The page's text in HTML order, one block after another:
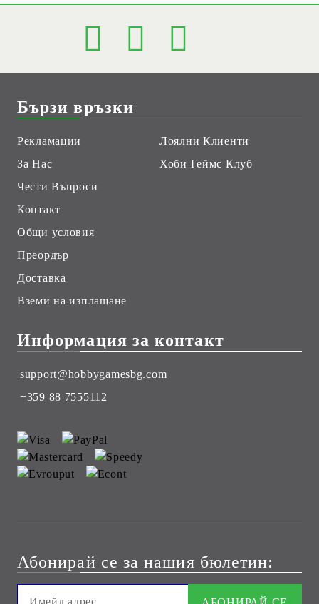
Бързи връзки
Рекламации
За Нас
Чести Въпроси
Контакт
Общи условия
Преордър
Доставка
Вземи на изплащане
Лоялни Клиенти
Хоби Геймс Клуб
Информация за контакт
support@hobbygamesbg.com
+359 88 7555112
Абонирай се за нашия бюлетин: